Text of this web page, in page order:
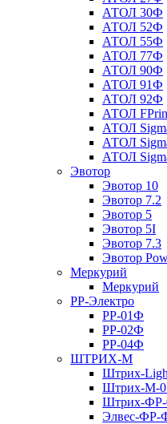
АТОЛ 30Ф
АТОЛ 52Ф
АТОЛ 55Ф
АТОЛ 77Ф
АТОЛ 90Ф
АТОЛ 91Ф
АТОЛ 92Ф
АТОЛ
АТОЛ
АТОЛ
АТОЛ
Эвотор
Эвотор 10
Эвотор 7.2
Эвотор 5
Эвотор 5I
Эвотор 7.3
Эвотор
Меркурий
Меркурий
РР-Электро
РР-01Ф
РР-02Ф
РР-04Ф
ШТРИХ-М
Штрих-
Штрих-М-
Штрих-
Элвес-ФР-